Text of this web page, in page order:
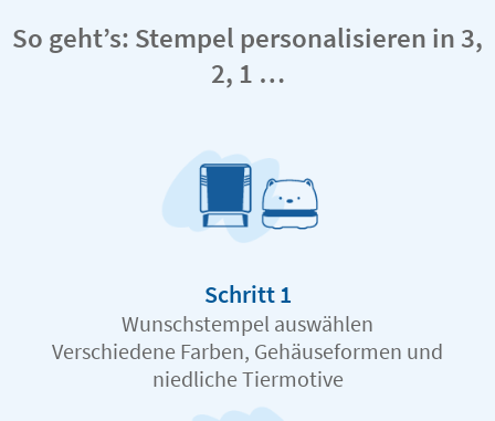
So geht’s: Stempel personalisieren in 3,
2, 1 …
Schritt 1
Wunschstempel auswählen
Verschiedene Farben, Gehäuseformen und
niedliche Tiermotive